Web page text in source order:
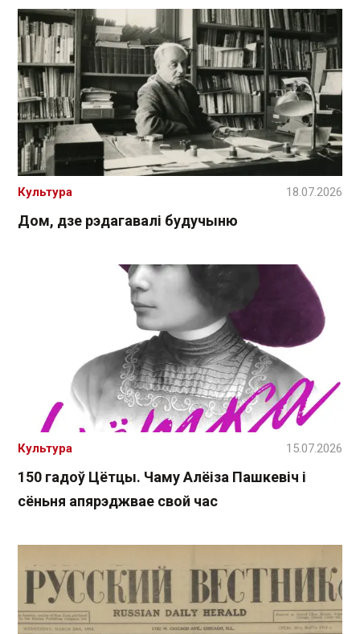
Дом, дзе рэдагавалі будучыню
Культура 18.07.2026
150 гадоў Цётцы. Чаму Алёіза Пашкевіч і
сёньня апярэджвае свой час
Культура 15.07.2026